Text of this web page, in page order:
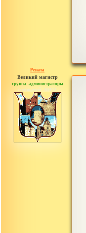
Рената
Великий магистр
группа: администраторы
сообщений: 30442